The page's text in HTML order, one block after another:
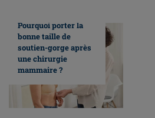
Pourquoi porter la
bonne taille de
soutien-gorge après
une chirurgie
mammaire ?